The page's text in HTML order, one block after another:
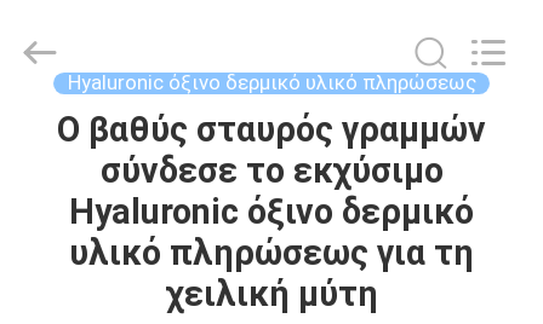
ΣΠΊΤΙ
ΠΡΟΪΌΝΤΑ
International
Trading
Hyaluronic όξινο δερμικό υλικό πληρώσεως
Ο βαθύς σταυρός γραμμών
σύνδεσε το εκχύσιμο
Hyaluronic όξινο δερμικό
υλικό πληρώσεως για τη
χειλική μύτη